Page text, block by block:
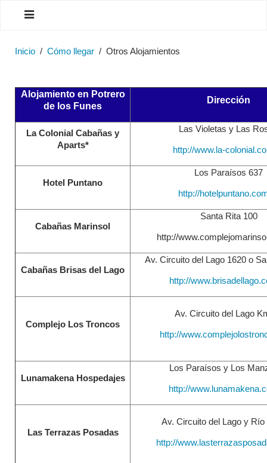
Inicio Cómo llegar Otros Alojamientos
Alojamiento en Potrero
de los Funes
Dirección
La Colonial Cabañas y
Aparts*
Las Violetas y Las
http://www.la-
Hotel Puntano
Los Paraísos 637
http://
Cabañas Marinsol
Santa Rita 100
http://
Cabañas Brisas del Lago
Av. Circuito del Lago 1620 o
http://
Complejo Los Troncos
Av. Circuito del Lago
http://
Lunamakena Hospedajes
Los Paraísos y Los
http://
Las Terrazas Posadas
Av. Circuito del Lago y Río
http://